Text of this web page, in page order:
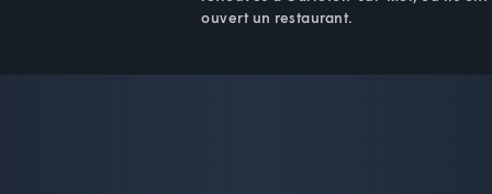
ouvert un restaurant.